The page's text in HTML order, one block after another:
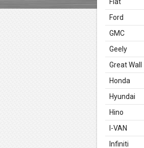
Ford
GMC
Geely
Great Wall
Honda
Hyundai
Hino
I-VAN
Infiniti